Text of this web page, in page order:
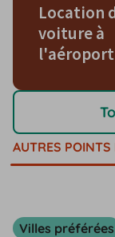
Location
voiture à
l'aéroport
AUTRES POINTS
Villes préférées